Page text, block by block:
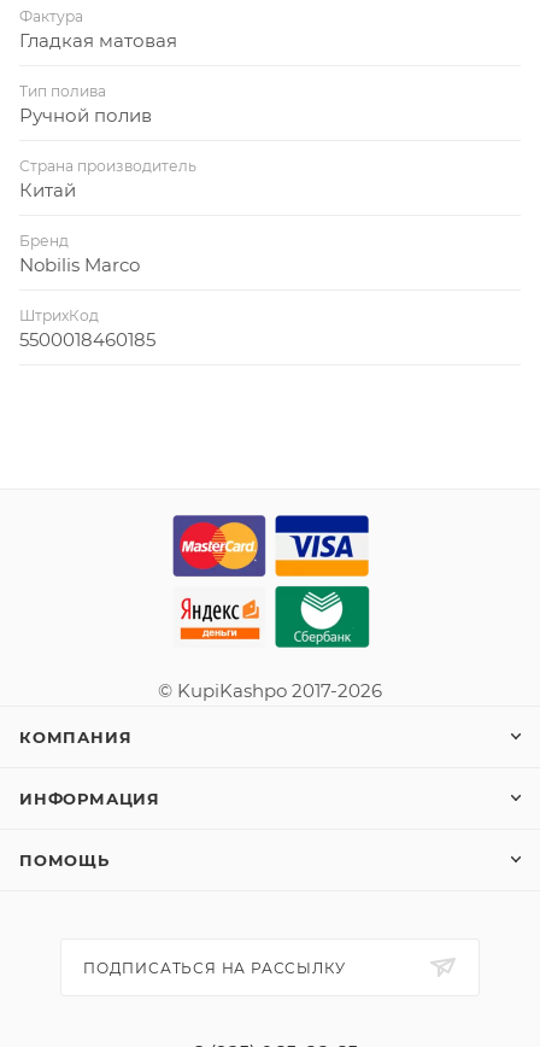
Фактура
Гладкая матовая
Тип полива
Ручной полив
Страна производитель
Китай
Бренд
Nobilis Marco
ШтрихКод
5500018460185
© KupiKashpo 2017-2026
КОМПАНИЯ
ИНФОРМАЦИЯ
ПОМОЩЬ
ПОДПИСАТЬСЯ НА РАССЫЛКУ